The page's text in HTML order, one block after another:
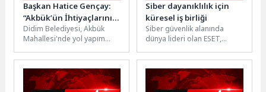
Başkan Hatice Gençay:
“Akbük’ün İhtiyaçlarını
Planlı Yatırımlarla
Karşılıyoruz”
Didim Belediyesi, Akbük
Mahallesi'nde yol yapım
kısa süre içerisinde iki farklı
noktada daha...
Siber dayanıklılık için
küresel iş birliği
Siber güvenlik alanında
dünya lideri olan ESET,
Networks ile birlikte
NATO’nun...